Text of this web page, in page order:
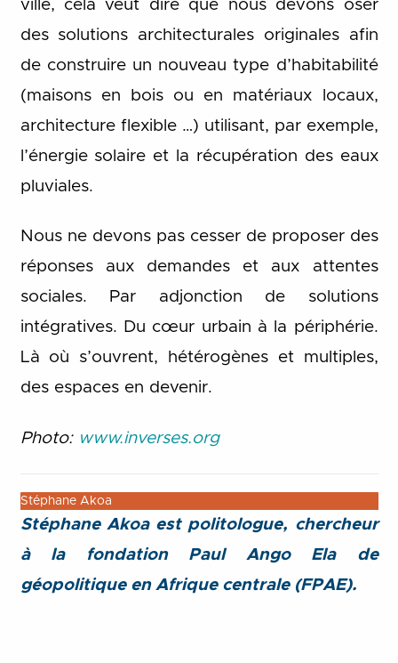
ville, cela veut dire que nous devons oser
des solutions architecturales originales afin
de construire un nouveau type d’habitabilité
(maisons en bois ou en matériaux locaux,
architecture flexible …) utilisant, par exemple,
l’énergie solaire et la récupération des eaux
pluviales.
Nous ne devons pas cesser de proposer des
réponses aux demandes et aux attentes
sociales. Par adjonction de solutions
intégratives. Du cœur urbain à la périphérie.
Là où s’ouvrent, hétérogènes et multiples,
des espaces en devenir.
Photo: www.inverses.org
Stéphane Akoa
Stéphane Akoa est politologue, chercheur
à la fondation Paul Ango Ela de
géopolitique en Afrique centrale (FPAE).